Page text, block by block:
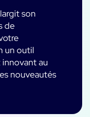
son
de
un outil
au
nouveautés